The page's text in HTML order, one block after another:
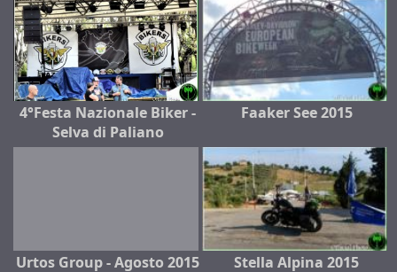
4°Festa Nazionale Biker -
Selva di Paliano
Faaker See 2015
Urtos Group - Agosto 2015 Stella Alpina 2015